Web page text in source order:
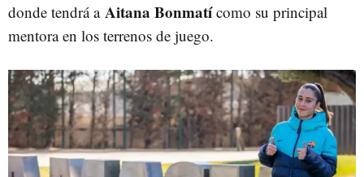
donde tendrá a Aitana Bonmatícomo su principal
mentora en los terrenos de juego.